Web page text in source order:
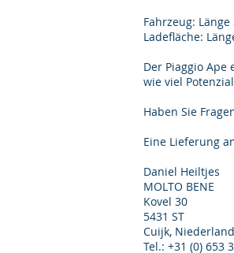
Fahrzeug:
Ladefläche:
Der Piaggio
wie viel
Haben Sie
Eine Lieferung
Daniel Heiltjes
MOLTO BENE
Kovel 30
5431 ST
Cuijk,
Tel.: +31 (0) 653